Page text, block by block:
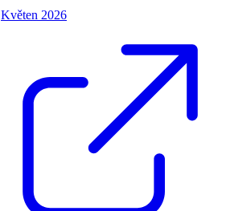
Květen 2026